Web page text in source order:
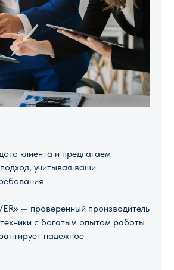
клиента и предлагаем
учитывая ваши
— проверенный производитель
с богатым опытом работы
надежное